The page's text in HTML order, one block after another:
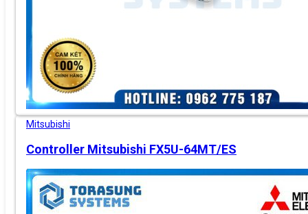
Mitsubishi
Controller Mitsubishi FX5U-64MT/ES